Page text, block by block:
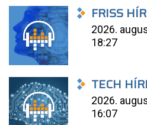
FRISS
2026.
18:27
TECH
2026.
16:07